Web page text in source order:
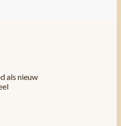
als nieuw